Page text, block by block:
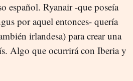
español. Ryanair -que poseía
por aquel entonces- quería
irlandesa) para crear una
Algo que ocurrirá con Iberia y